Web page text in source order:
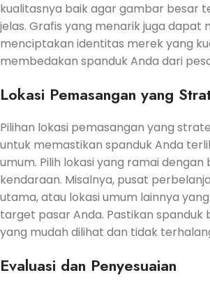
kualitasnya baik agar gambar besar
jelas. Grafis yang menarik juga dapat
menciptakan identitas merek yang
membedakan spanduk Anda dari
Lokasi Pemasangan yang
Pilihan lokasi pemasangan yang
untuk memastikan spanduk Anda
umum. Pilih lokasi yang ramai
kendaraan. Misalnya, pusat
utama, atau lokasi umum lainnya
target pasar Anda. Pastikan spanduk
yang mudah dilihat dan tidak
Evaluasi dan Penyesuaian